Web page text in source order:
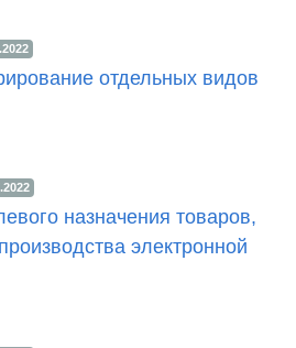
отдельных видов
назначения товаров,
электронной